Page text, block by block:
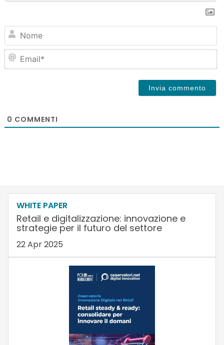
0 COMMENTI
WHITE PAPER
Retail e digitalizzazione: innovazione e
strategie per il futuro del settore
22 Apr 2025